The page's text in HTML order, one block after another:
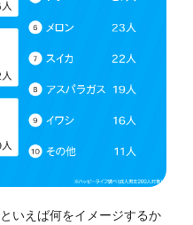
いえば何をイメージするか